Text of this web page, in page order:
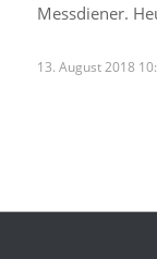
Messdiener.
13. August 2018